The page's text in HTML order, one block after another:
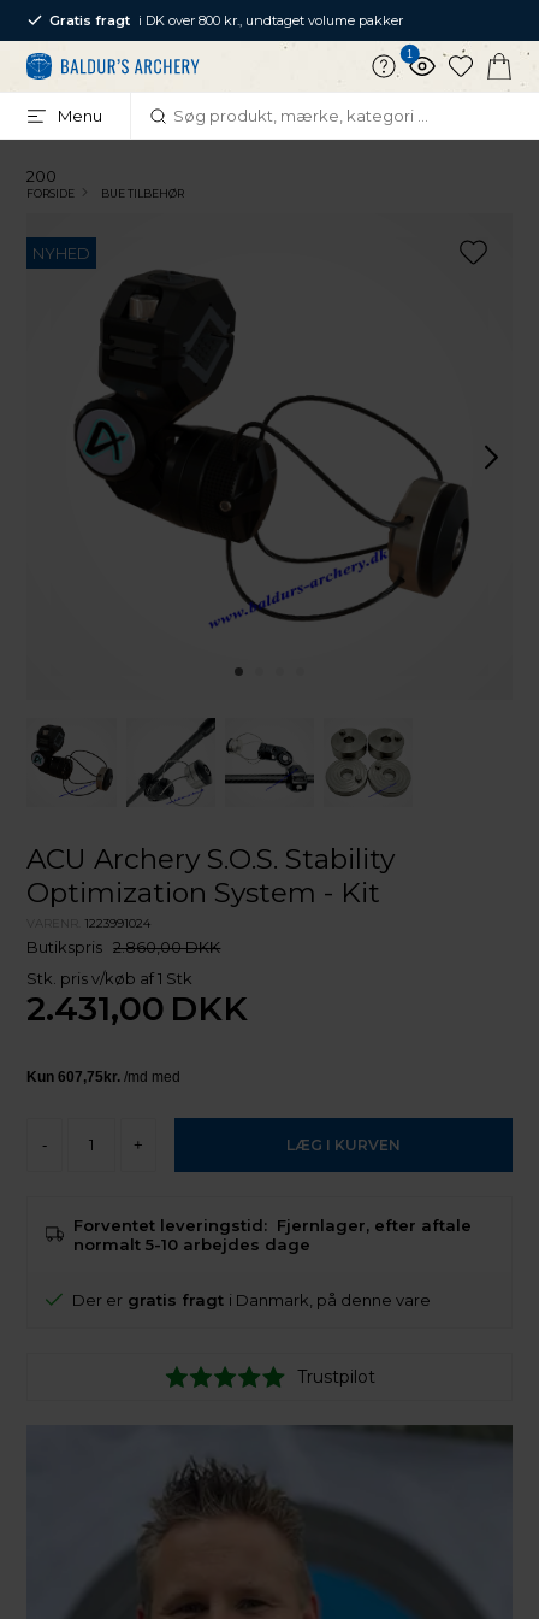
Gratis fragt i DK over 800 kr., undtaget volume pakker
1
Menu
200
FORSIDE BUE TILBEHØR
NYHED
ACU Archery S.O.S. Stability
Optimization System - Kit
1223991024
Butikspris 2.860,00 DKK
Stk. pris v/køb af 1 Stk
2.431,00 DKK
- +
Forventet leveringstid: Fjernlager, efter aftale
normalt 5-10 arbejdes dage
Der er gratis fragt i Danmark, på denne vare
Trustpilot